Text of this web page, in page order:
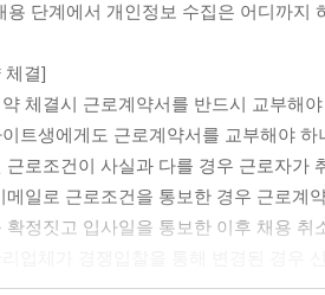
용 단계에서 개인정보 수집은 어디까지
체결]
체결시 근로계약서를 반드시 교부해
트생에게도 근로계약서를 교부해야 하
근로조건이 사실과 다를 경우 근로자가
메일로 근로조건을 통보한 경우 근로계
확정짓고 입사일을 통보한 이후 채용 취